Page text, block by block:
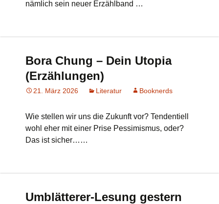
nämlich sein neuer Erzählband …
Bora Chung – Dein Utopia
(Erzählungen)
21. März 2026 Literatur Booknerds
Wie stellen wir uns die Zukunft vor? Tendentiell
wohl eher mit einer Prise Pessimismus, oder?
Das ist sicher……
Umblätterer-Lesung gestern